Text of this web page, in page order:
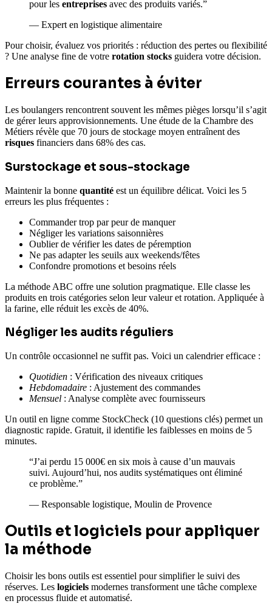
pour les entreprises avec des produits variés.”
— Expert en logistique alimentaire
Pour choisir, évaluez vos priorités : réduction des pertes ou flexibilité
? Une analyse fine de votre rotation stocks guidera votre décision.
Erreurs courantes à éviter
Les boulangers rencontrent souvent les mêmes pièges lorsqu’il s’agit
de gérer leurs approvisionnements. Une étude de la Chambre des
Métiers révèle que 70 jours de stockage moyen entraînent des
risques financiers dans 68% des cas.
Surstockage et sous-stockage
Maintenir la bonne quantité est un équilibre délicat. Voici les 5
erreurs les plus fréquentes :
Commander trop par peur de manquer
Négliger les variations saisonnières
Oublier de vérifier les dates de péremption
Ne pas adapter les seuils aux weekends/fêtes
Confondre promotions et besoins réels
La méthode ABC offre une solution pragmatique. Elle classe les
produits en trois catégories selon leur valeur et rotation. Appliquée à
la farine, elle réduit les excès de 40%.
Négliger les audits réguliers
Un contrôle occasionnel ne suffit pas. Voici un calendrier efficace :
Quotidien : Vérification des niveaux critiques
Hebdomadaire : Ajustement des commandes
Mensuel : Analyse complète avec fournisseurs
Un outil en ligne comme StockCheck (10 questions clés) permet un
diagnostic rapide. Gratuit, il identifie les faiblesses en moins de 5
minutes.
“J’ai perdu 15 000€ en six mois à cause d’un mauvais
suivi. Aujourd’hui, nos audits systématiques ont éliminé
ce problème.”
— Responsable logistique, Moulin de Provence
Outils et logiciels pour appliquer
la méthode
Choisir les bons outils est essentiel pour simplifier le suivi des
réserves. Les logiciels modernes transforment une tâche complexe
en processus fluide et automatisé.